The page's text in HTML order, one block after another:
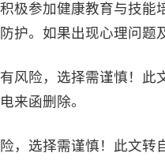
参加健康教育与技能
护。如果出现心理问题
险，选择需谨慎！此文
来函删除。
，选择需谨慎！此文转